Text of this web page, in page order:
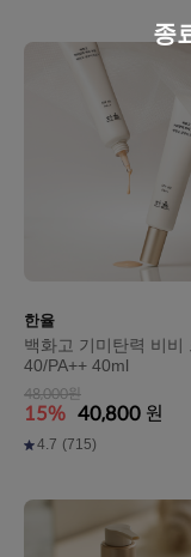
한율
백화고 기미탄력 비비
40/PA++ 40ml
48,000원
15% 40,800 원
4.7 (715)
종